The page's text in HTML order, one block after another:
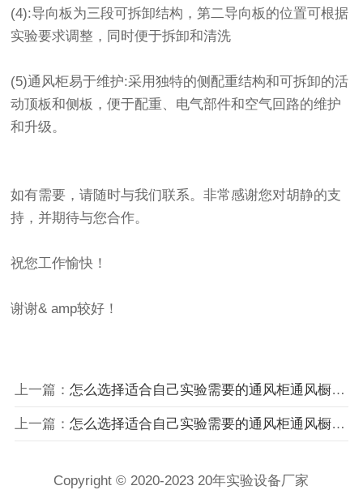
(4):导向板为三段可拆卸结构，第二导向板的位置可根据
实验要求调整，同时便于拆卸和清洗
(5)通风柜易于维护:采用独特的侧配重结构和可拆卸的活
动顶板和侧板，便于配重、电气部件和空气回路的维护
和升级。
如有需要，请随时与我们联系。非常感谢您对胡静的支
持，并期待与您合作。
祝您工作愉快！
谢谢& amp较好！
上一篇： 怎么选择适合自己实验需要的通风柜通风橱 康路
上一篇： 怎么选择适合自己实验需要的通风柜通风橱 康路
Copyright © 2020-2023 20年实验设备厂家